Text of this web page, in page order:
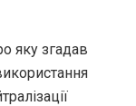
яку згадав